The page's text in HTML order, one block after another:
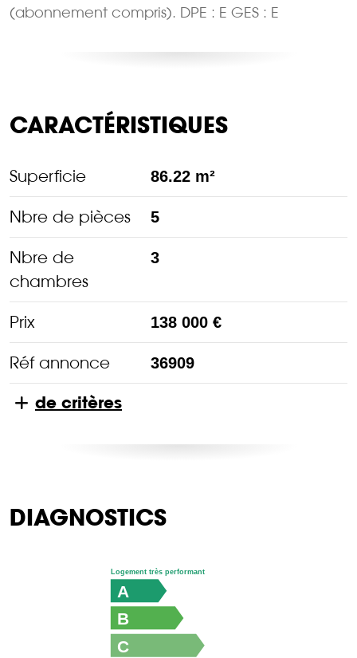
(abonnement compris). DPE : E GES : E
CARACTÉRISTIQUES
Superficie 86.22 m²
Nbre de pièces 5
Nbre de
chambres
3
Prix 138 000 €
Réf annonce 36909
de critères
DIAGNOSTICS
C
B
A
Logement très performant